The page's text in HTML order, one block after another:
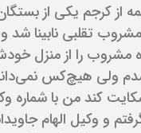
از کرجم یکی از بستگان
تقلبی نابینا شد
مشروب را از منزل
ولی هیچ‌کس
کند من با شماره
و وکیل الهام